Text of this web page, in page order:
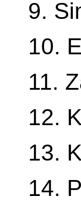
9.
10.
11.
12.
13.
14.